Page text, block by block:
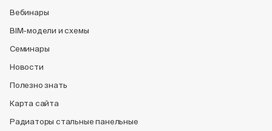
Вебинары
BIM-модели и схемы
Семинары
Новости
Полезно знать
Карта сайта
Радиаторы стальные панельные